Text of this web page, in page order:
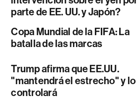
parte de EE. UU. y Japón?
Copa Mundial de la FIFA: La
batalla de las marcas
Trump afirma que EE.UU.
"mantendrá el estrecho" y lo
controlará